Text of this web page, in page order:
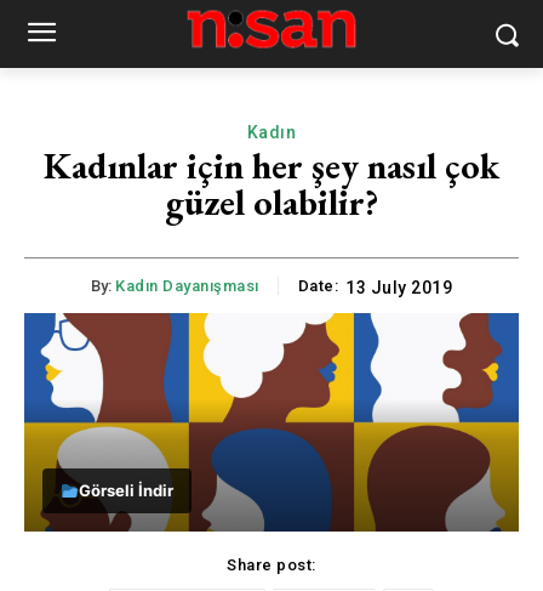
Kadın
Kadınlar için her şey nasıl çok
güzel olabilir?
By: Kadın Dayanışması Date: 13 July 2019
Görseli İndir
Share post: